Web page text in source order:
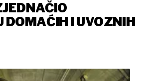
DOMAĆIH I UVOZNIH